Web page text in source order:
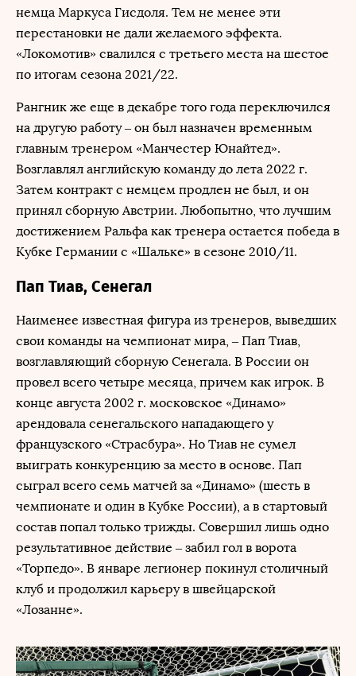
немца Маркуса Гисдоля. Тем не менее эти
перестановки не дали желаемого эффекта.
«Локомотив» свалился с третьего места на шестое
по итогам сезона 2021/22.
Рангник же еще в декабре того года переключился
на другую работу – он был назначен временным
главным тренером «Манчестер Юнайтед».
Возглавлял английскую команду до лета 2022 г.
Затем контракт с немцем продлен не был, и он
принял сборную Австрии. Любопытно, что лучшим
достижением Ральфа как тренера остается победа в
Кубке Германии с «Шальке» в сезоне 2010/11.
Пап Тиав, Сенегал
Наименее известная фигура из тренеров, выведших
свои команды на чемпионат мира, – Пап Тиав,
возглавляющий сборную Сенегала. В России он
провел всего четыре месяца, причем как игрок. В
конце августа 2002 г. московское «Динамо»
арендовала сенегальского нападающего у
французского «Страсбура». Но Тиав не сумел
выиграть конкуренцию за место в основе. Пап
сыграл всего семь матчей за «Динамо» (шесть в
чемпионате и один в Кубке России), а в стартовый
состав попал только трижды. Совершил лишь одно
результативное действие – забил гол в ворота
«Торпедо». В январе легионер покинул столичный
клуб и продолжил карьеру в швейцарской
«Лозанне».